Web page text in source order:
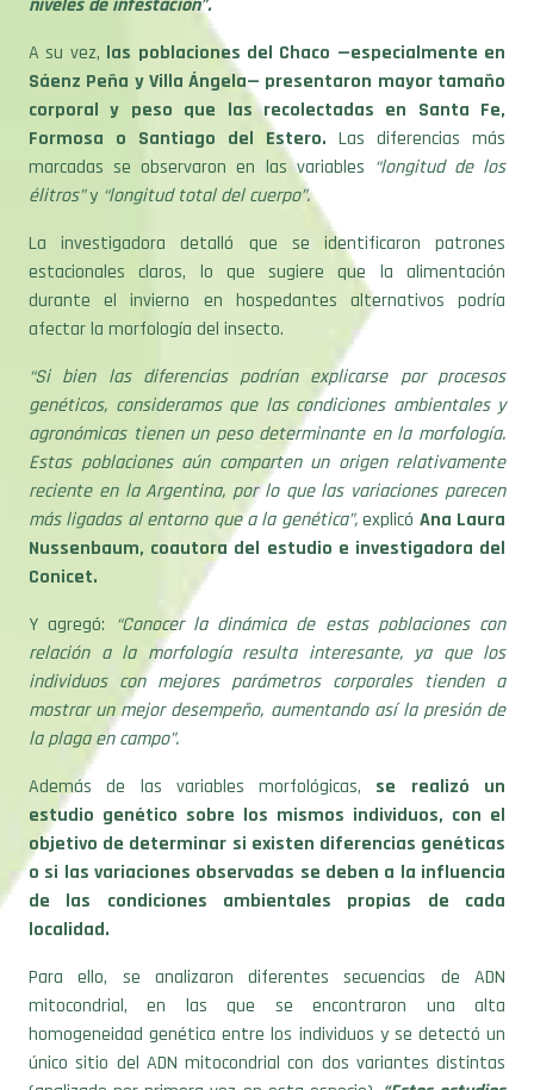
niveles de infestación”.
A su vez, las poblaciones del Chaco —especialmente en
Sáenz Peña y Villa Ángela— presentaron mayor tamaño
corporal y peso que las recolectadas en Santa Fe,
Formosa o Santiago del Estero. Las diferencias más
marcadas se observaron en las variables “longitud de los
élitros”y “longitud total del cuerpo”.
La investigadora detalló que se identificaron patrones
estacionales claros, lo que sugiere que la alimentación
durante el invierno en hospedantes alternativos podría
afectar la morfología del insecto.
“Si bien las diferencias podrían explicarse por procesos
genéticos, consideramos que las condiciones ambientales y
agronómicas tienen un peso determinante en la morfología.
Estas poblaciones aún comparten un origen relativamente
reciente en la Argentina, por lo que las variaciones parecen
más ligadas al entorno que a la genética”,explicó Ana Laura
Nussenbaum, coautora del estudio e investigadora del
Conicet.
Y agregó: “Conocer la dinámica de estas poblaciones con
relación a la morfología resulta interesante, ya que los
individuos con mejores parámetros corporales tienden a
mostrar un mejor desempeño, aumentando así la presión de
la plaga en campo”.
Además de las variables morfológicas, se realizó un
estudio genético sobre los mismos individuos, con el
objetivo de determinar si existen diferencias genéticas
o si las variaciones observadas se deben a la influencia
de las condiciones ambientales propias de cada
localidad.
Para ello, se analizaron diferentes secuencias de ADN
mitocondrial, en las que se encontraron una alta
homogeneidad genética entre los individuos y se detectó un
único sitio del ADN mitocondrial con dos variantes distintas